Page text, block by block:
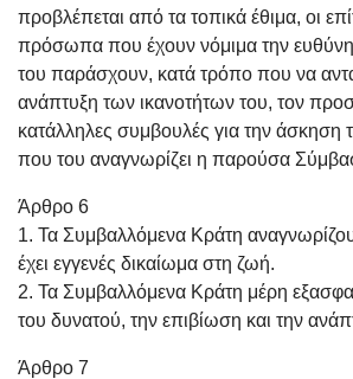
προβλέπεται από τα τοπικά έθιμα, οι
πρόσωπα που έχουν νόμιμα την ευθύνη
του παράσχουν, κατά τρόπο που να
ανάπτυξη των ικανοτήτων του, τον
κατάλληλες συμβουλές για την άσκηση
που του αναγνωρίζει η παρούσα
Άρθρο 6
1. Τα Συμβαλλόμενα Κράτη
έχει εγγενές δικαίωμα στη ζωή.
2. Τα Συμβαλλόμενα Κράτη μέρη
του δυνατού, την επιβίωση και την
Άρθρο 7